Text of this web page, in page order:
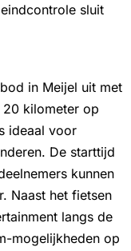
sluit
in Meijel uit met
kilometer op
ideaal voor
De starttijd
kunnen
Naast het fietsen
langs de
mogelijkheden op